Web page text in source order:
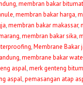
,membran bakar bitumat
,membran bakar harga,
,membran bakar makassar,
,membran bakar sika,
,Membrane Bakar
,membrane bakar
aspal,merk genteng
aspal,pemasangan atap